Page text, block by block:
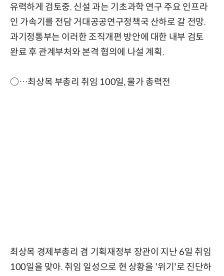
유력하게 검토중. 신설 과는 기초과학 연구 주요 인프라
인 가속기를 전담 거대공공연구정책국 산하로 갈 전망.
과기정통부는 이러한 조직개편 방안에 대한 내부 검토
완료 후 관계부처와 본격 협의에 나설 계획.
○…최상목 부총리 취임 100일, 물가 총력전
최상목 경제부총리 겸 기획재정부 장관이 지난 6일 취임
100일을 맞아. 취임 일성으로 현 상황을 '위기'로 진단하